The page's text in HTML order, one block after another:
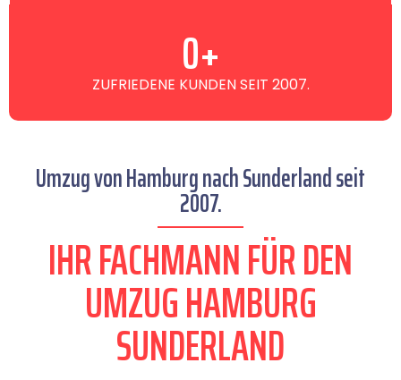
ZUFRIEDENE KUNDEN SEIT 2007.
0+
Umzug von Hamburg nach Sunderland seit
2007.
IHR FACHMANN FÜR DEN
UMZUG HAMBURG
SUNDERLAND